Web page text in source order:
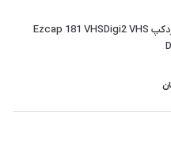
رکوردر آنالوگ ایزدکپ Ezcap 181 VHSDigi2 VHS